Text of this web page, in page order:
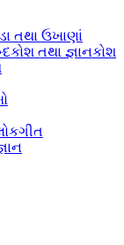
તથા ઉખાણાં
તથા જ્ઞાનકોશ